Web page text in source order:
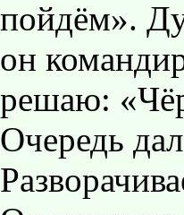
пойдём».
он
решаю:
Очередь